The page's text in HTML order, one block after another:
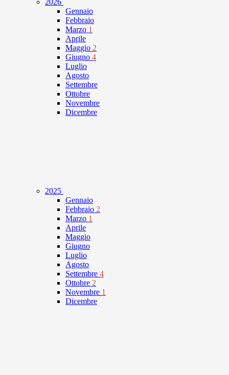
2026
Gennaio
Febbraio
Marzo 1
Aprile
Maggio 2
Giugno 4
Luglio
Agosto
Settembre
Ottobre
Novembre
Dicembre
2025
Gennaio
Febbraio 2
Marzo 1
Aprile
Maggio
Giugno
Luglio
Agosto
Settembre 4
Ottobre 2
Novembre 1
Dicembre